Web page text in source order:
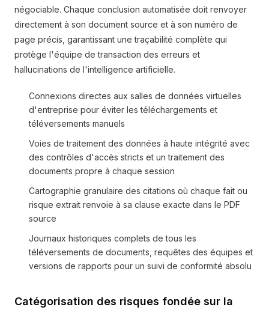
négociable. Chaque conclusion automatisée doit renvoyer
directement à son document source et à son numéro de
page précis, garantissant une traçabilité complète qui
protège l'équipe de transaction des erreurs et
hallucinations de l'intelligence artificielle.
Connexions directes aux salles de données virtuelles
d'entreprise pour éviter les téléchargements et
téléversements manuels
Voies de traitement des données à haute intégrité avec
des contrôles d'accès stricts et un traitement des
documents propre à chaque session
Cartographie granulaire des citations où chaque fait ou
risque extrait renvoie à sa clause exacte dans le PDF
source
Journaux historiques complets de tous les
téléversements de documents, requêtes des équipes et
versions de rapports pour un suivi de conformité absolu
Catégorisation des risques fondée sur la